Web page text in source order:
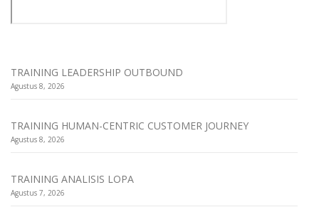
TRAINING LEADERSHIP OUTBOUND
Agustus 8, 2026
TRAINING HUMAN-CENTRIC CUSTOMER JOURNEY
Agustus 8, 2026
TRAINING ANALISIS LOPA
Agustus 7, 2026